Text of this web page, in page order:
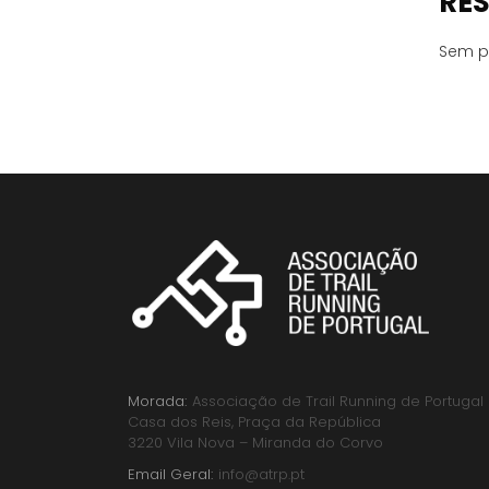
Sem
Morada: Associação de Trail Running de Portugal
Casa dos Reis, Praça da República
3220 Vila Nova – Miranda do Corvo
Email Geral: info@atrp.pt